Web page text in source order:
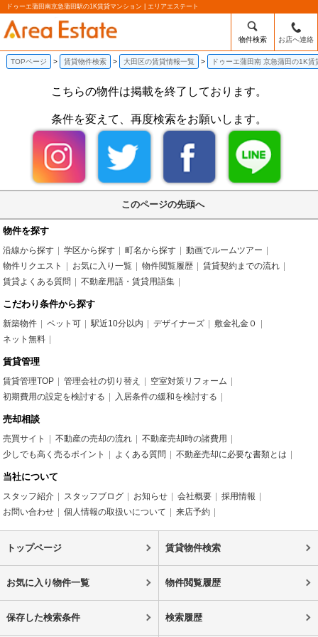
ドゥーエ蒲田南京急蒲田駅の1K賃貸マンション | エリアエステート
物件検索 お店へ連絡
TOPページ 賃貸物件検索 大田区の賃貸情報一覧 ドゥーエ蒲田南 京急蒲田の1K賃
こちらの物件は掲載を終了しております。
条件を変えて、再度検索をお願いします。
このページの先頭へ
物件を探す
沿線から探す 学区から探す 町名から探す
動画でルームツアー
物件リクエスト
お気に入り一覧 物件閲覧履歴
賃貸契約までの流れ
賃貸よくある質問
不動産用語・賃貸用語集
こだわり条件から探す
新築物件 ペット可 駅近10分以内 デザイナーズ
敷金礼金０
ネット無料
賃貸管理
賃貸管理TOP 管理会社の切り替え
空室対策リフォーム
初期費用の設定を検討する
入居条件の緩和を検討する
売却相談
売買サイト 不動産の売却の流れ
不動産売却時の諸費用
少しでも高く売るポイント
よくある質問 不動産売却に必要な書類とは
当社について
スタッフ紹介 スタッフブログ お知らせ 会社概要
採用情報
お問い合わせ
個人情報の取扱いについて 来店予約
トップページ 賃貸物件検索
お気に入り物件一覧 物件閲覧履歴
保存した検索条件 検索履歴